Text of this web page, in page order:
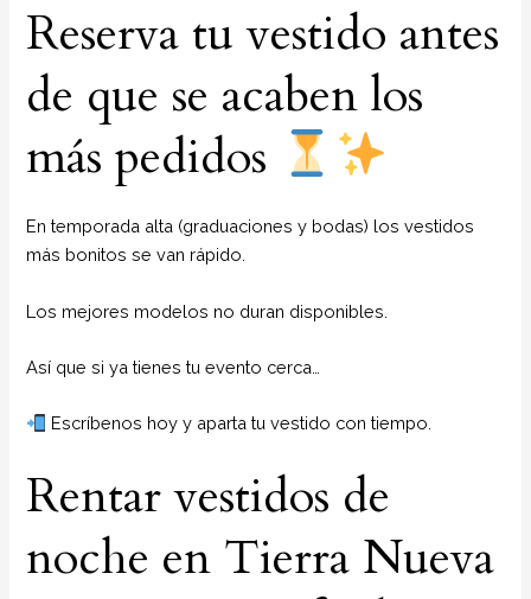
Reserva tu vestido antes
de que se acaben los
más pedidos
En temporada alta (graduaciones y bodas) los vestidos
más bonitos se van rápido.
Los mejores modelos no duran disponibles.
Así que si ya tienes tu evento cerca…
Escríbenos hoy y aparta tu vestido con tiempo.
Rentar vestidos de
noche en Tierra Nueva